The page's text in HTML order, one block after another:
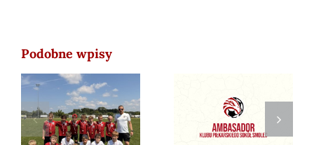
Podobne wpisy
2026-06-21 STS
CUP 2026
Zostań
ambasadorem
Sokoła Smolec!